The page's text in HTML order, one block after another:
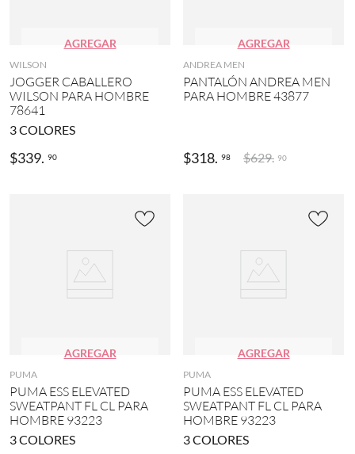
AGREGAR
WILSON
JOGGER CABALLERO
WILSON PARA HOMBRE
78641
3COLORES
$339. 90
AGREGAR
ANDREA MEN
PANTALÓN ANDREA MEN
PARA HOMBRE 43877
$318. 98 $629. 90
AGREGAR
PUMA
PUMA ESS ELEVATED
SWEATPANT FL CL PARA
HOMBRE 93223
3COLORES
AGREGAR
PUMA
PUMA ESS ELEVATED
SWEATPANT FL CL PARA
HOMBRE 93223
3COLORES